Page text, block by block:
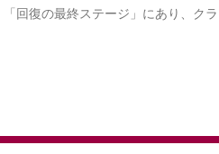
回復の最終ステージ」にあり、ク